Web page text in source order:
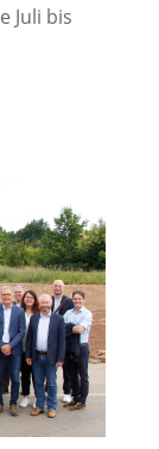
Juli bis